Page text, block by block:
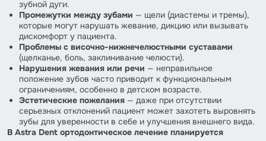
зубной дуги.
Промежутки между зубами — щели (диастемы и тремы),
которые могут нарушать жевание, дикцию или вызывать
дискомфорт у пациента.
Проблемы с височно-нижнечелюстными суставами
(щелканье, боль, заклинивание челюсти).
Нарушения жевания или речи — неправильное
положение зубов часто приводит к функциональным
ограничениям, особенно в детском возрасте.
Эстетические пожелания — даже при отсутствии
серьезных отклонений пациент может захотеть выровнять
зубы для уверенности в себе и улучшения внешнего вида.
В Astra Dent ортодонтическое лечение планируется